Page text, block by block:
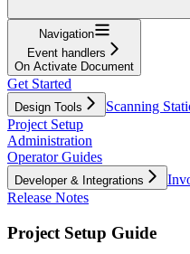
Navigation
Event handlers
On Activate Document
Get Started
Design Tools
Scanning
Project Setup
Administration
Operator Guides
Developer & Integrations
Release Notes
Project Setup Guide